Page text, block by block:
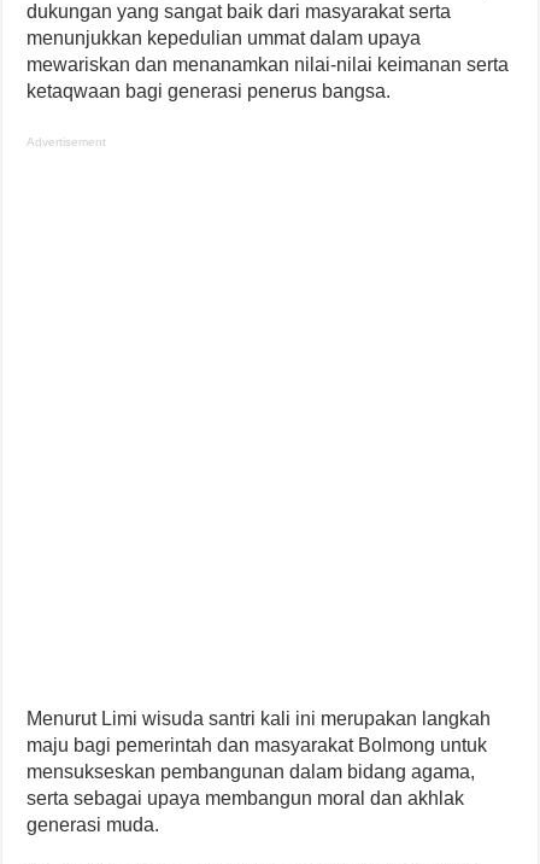
dukungan yang sangat baik dari masyarakat serta
menunjukkan kepedulian ummat dalam upaya
mewariskan dan menanamkan nilai-nilai keimanan serta
ketaqwaan bagi generasi penerus bangsa.
Advertisement
Menurut Limi wisuda santri kali ini merupakan langkah
maju bagi pemerintah dan masyarakat Bolmong untuk
mensukseskan pembangunan dalam bidang agama,
serta sebagai upaya membangun moral dan akhlak
generasi muda.